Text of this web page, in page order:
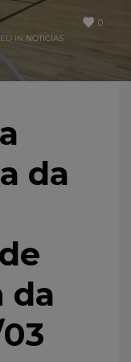
0
IN NOTICIAS
da
da